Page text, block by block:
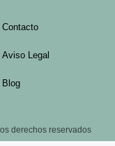
Contacto
Aviso Legal
Blog
derechos reservados